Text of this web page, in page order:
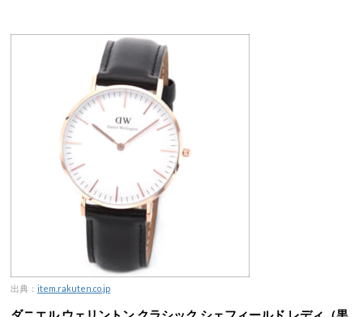
出典： item.rakuten.co.jp